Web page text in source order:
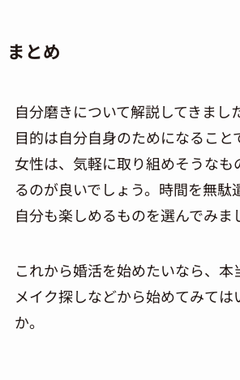
まとめ
自分磨きについて解説してきまし
目的は自分自身のためになること
女性は、気軽に取り組めそうなも
るのが良いでしょう。時間を無駄
自分も楽しめるものを選んでみま
これから婚活を始めたいなら、本
メイク探しなどから始めてみては
か。